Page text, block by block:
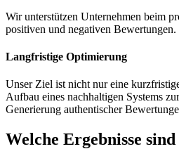
Wir unterstützen Unternehmen beim
positiven und negativen Bewertungen.
Langfristige Optimierung
Unser Ziel ist nicht nur eine
Aufbau eines nachhaltigen Systems
Generierung authentischer
Welche Ergebnisse